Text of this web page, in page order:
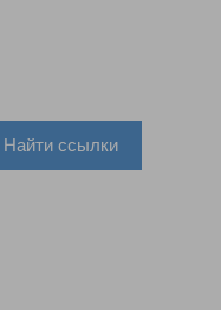
Найти ссылки